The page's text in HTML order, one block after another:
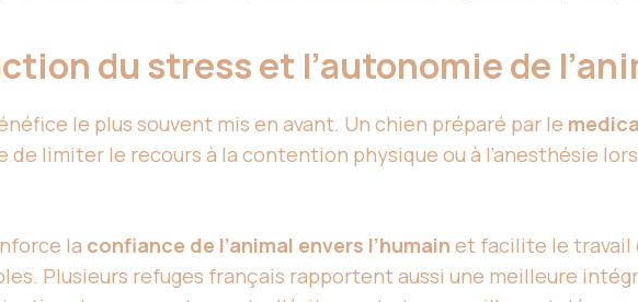
du stress et l’autonomie de
le plus souvent mis en avant. Un chien préparé par le
limiter le recours à la contention physique ou à l’anesthésie
la confiance de l’animal envers l’humain et facilite le travail
Plusieurs refuges français rapportent aussi une meilleure